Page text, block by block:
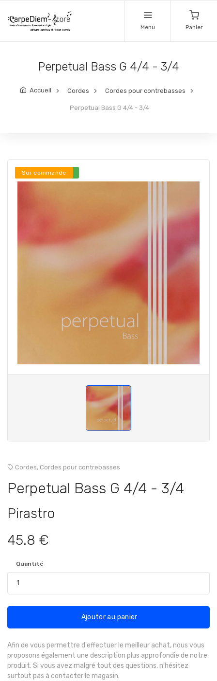
Menu Panier
Perpetual Bass G 4/4 - 3/4
Accueil Cordes Cordes pour contrebasses
Perpetual Bass G 4/4 - 3/4
Stock en ligne ***
Sur commande
Cordes, Cordes pour contrebasses
Perpetual Bass G 4/4 - 3/4
Pirastro
45.8 €
Quantité
Ajouter au panier
Afin de vous permettre d'effectuer le meilleur achat, nous vous
proposons également une description plus approfondie de notre
produit. Si vous avez malgré tout des questions, n'hésitez
surtout pas à contacter le magasin.